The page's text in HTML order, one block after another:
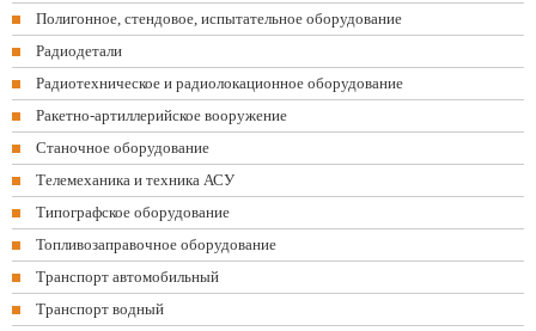
Полигонное, стендовое, испытательное оборудование
Радиодетали
Радиотехническое и радиолокационное оборудование
Ракетно-артиллерийское вооружение
Станочное оборудование
Телемеханика и техника АСУ
Типографское оборудование
Топливозаправочное оборудование
Транспорт автомобильный
Транспорт водный